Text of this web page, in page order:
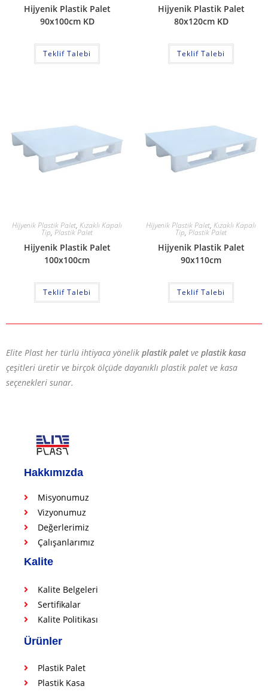
Hijyenik Plastik Palet
90x100cm KD
Teklif Talebi
Hijyenik Plastik Palet
80x120cm KD
Teklif Talebi
Hijyenik Plastik Palet, Kızaklı Kapalı
Tip, Plastik Palet
Hijyenik Plastik Palet
100x100cm
Teklif Talebi
Hijyenik Plastik Palet, Kızaklı Kapalı
Tip, Plastik Palet
Hijyenik Plastik Palet
90x110cm
Teklif Talebi
Elite Plast her türlü ihtiyaca yönelik plastik paletve plastik kasa
çeşitleri üretir ve birçok ölçüde dayanıklı plastik palet ve kasa
seçenekleri sunar.
Hakkımızda
Misyonumuz
Vizyonumuz
Değerlerimiz
Çalışanlarımız
Kalite
Kalite Belgeleri
Sertifikalar
Kalite Politikası
Ürünler
Plastik Palet
Plastik Kasa